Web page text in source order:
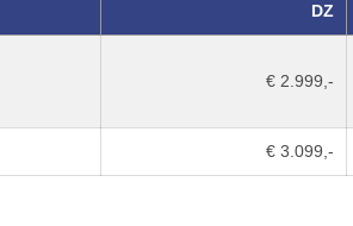
DZ
€ 2.999,-
€ 3.099,-